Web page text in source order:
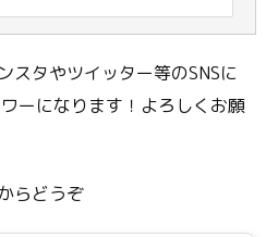
スタやツイッター等のSNSに
ーになります！よろしくお願
らどうぞ